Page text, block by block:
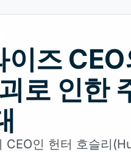
이즈
로 인한
CEO인 헌터 호슬리